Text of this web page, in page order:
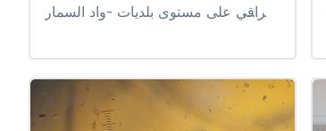
براقي على مستوى بلديات -واد السمار